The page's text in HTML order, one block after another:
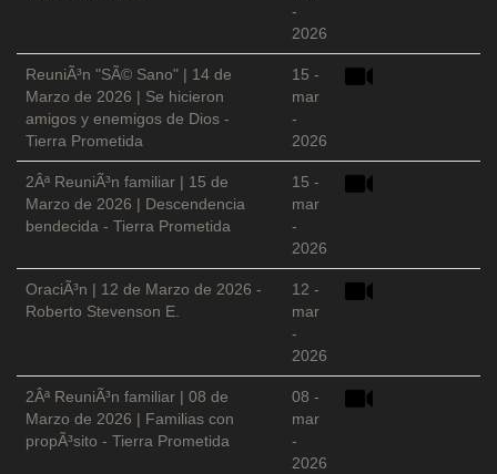
-
2026
ReuniÃ³n "SÃ© Sano" | 14 de
Marzo de 2026 | Se hicieron
amigos y enemigos de Dios -
Tierra Prometida
15 -
mar
-
2026
2Âª ReuniÃ³n familiar | 15 de
Marzo de 2026 | Descendencia
bendecida - Tierra Prometida
15 -
mar
-
2026
OraciÃ³n | 12 de Marzo de 2026 -
Roberto Stevenson E.
12 -
mar
-
2026
2Âª ReuniÃ³n familiar | 08 de
Marzo de 2026 | Familias con
propÃ³sito - Tierra Prometida
08 -
mar
-
2026